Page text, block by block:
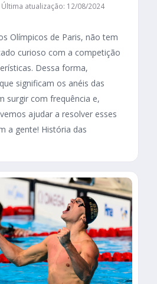
Última atualização: 12/08/2024
Olímpicos de Paris, não tem
curioso com a competição
Dessa forma,
significam os anéis das
surgir com frequência e,
ajudar a resolver esses
a gente! História das